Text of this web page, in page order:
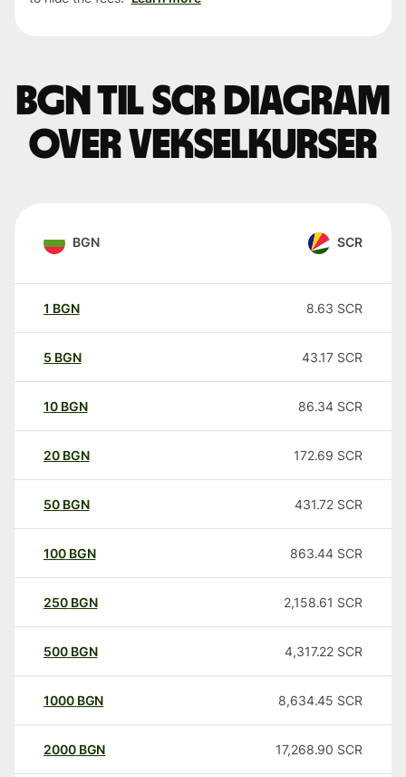
BGN til SCR Diagram
over vekselkurser
BGN SCR
1 BGN 8.63 SCR
5 BGN 43.17 SCR
10 BGN 86.34 SCR
20 BGN 172.69 SCR
50 BGN 431.72 SCR
100 BGN 863.44 SCR
250 BGN 2,158.61 SCR
500 BGN 4,317.22 SCR
1000 BGN 8,634.45 SCR
2000 BGN 17,268.90 SCR